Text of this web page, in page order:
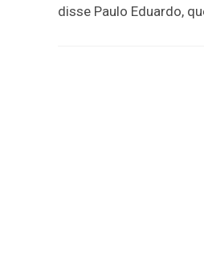
disse Paulo Eduardo,